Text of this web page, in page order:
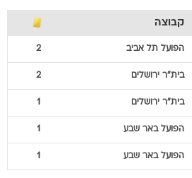
קבוצה
הפועל תל אביב 2
בית"ר ירושלים 2
בית"ר ירושלים 1
הפועל באר שבע 1
הפועל באר שבע 1